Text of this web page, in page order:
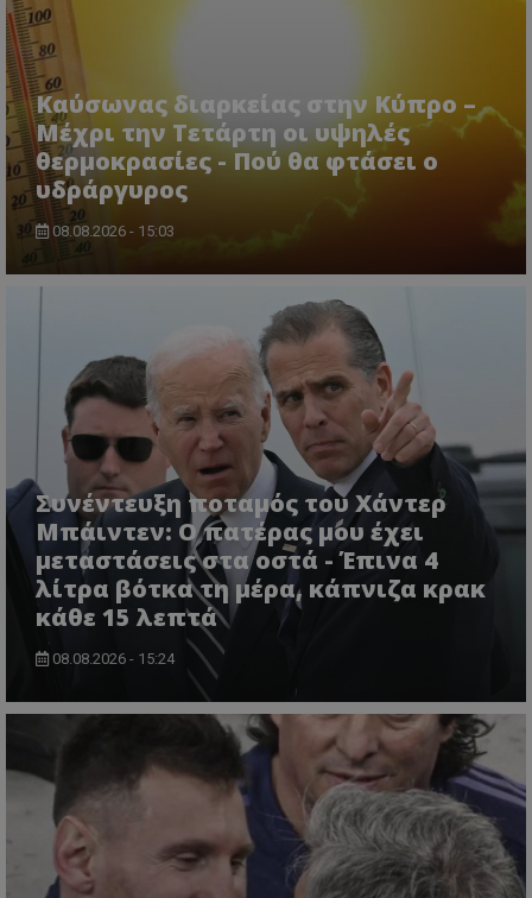
Καύσωνας διαρκείας στην Κύπρο –
Μέχρι την Τετάρτη οι υψηλές
θερμοκρασίες - Πού θα φτάσει ο
υδράργυρος
08.08.2026 - 15:03
Συνέντευξη ποταμός του Χάντερ
Μπάιντεν: Ο πατέρας μου έχει
μεταστάσεις στα οστά - Έπινα 4
λίτρα βότκα τη μέρα, κάπνιζα κρακ
κάθε 15 λεπτά
08.08.2026 - 15:24